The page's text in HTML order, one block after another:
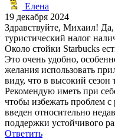
Елена
19 декабря 2024
Здравствуйте, Михаил!
туристический налог
Около стойки Starbucks
Это очень удобно,
желания использовать
виду, что в высокий сезон
Рекомендую иметь при
чтобы избежать проблем
введен относительно
поддержки устойчивого
Ответить